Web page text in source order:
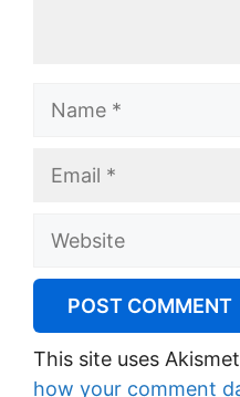
Website
This site uses
how your comment